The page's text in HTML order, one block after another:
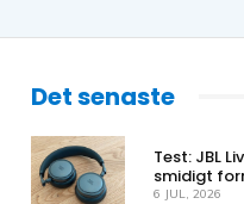
Det senaste
Test: JBL
smidigt
6 JUL, 2026